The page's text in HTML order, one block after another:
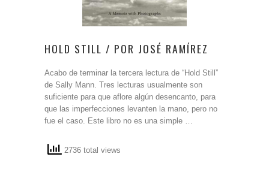
HOLD STILL / POR JOSÉ RAMÍREZ
Acabo de terminar la tercera lectura de “Hold Still”
de Sally Mann. Tres lecturas usualmente son
suficiente para que aflore algún desencanto, para
que las imperfecciones levanten la mano, pero no
fue el caso. Este libro no es una simple …
2736 total views